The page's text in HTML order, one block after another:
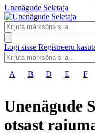
Unenägude Seletaja
Logi sisse Registreeru
A B D E F
Unenägude
otsast